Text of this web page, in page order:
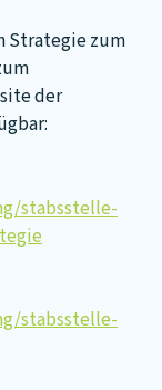
Strategie zum
der
stabsstelle-
stabsstelle-